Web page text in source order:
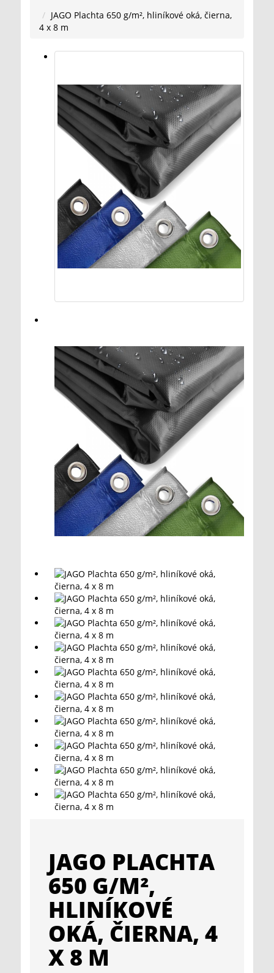
JAGO Plachta 650 g/m², hliníkové oká, čierna,
4 x 8 m
JAGO PLACHTA
650 G/M²,
HLINÍKOVÉ
OKÁ, ČIERNA, 4
X 8 M